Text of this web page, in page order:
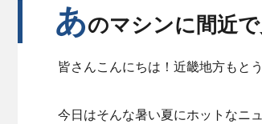
あのマシンに間近
皆さんこんにちは！近畿地方もと
今日はそんな暑い夏にホットなニ